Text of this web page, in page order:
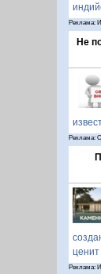
Реклама:
Не
Реклама:
Реклама: